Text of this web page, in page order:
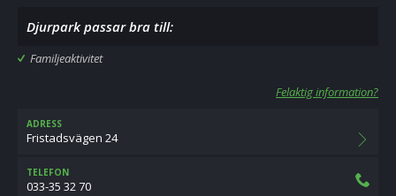
Djurpark passar bra till:
Familjeaktivitet
Felaktig information?
ADRESS
Fristadsvägen 24
TELEFON
033-35 32 70